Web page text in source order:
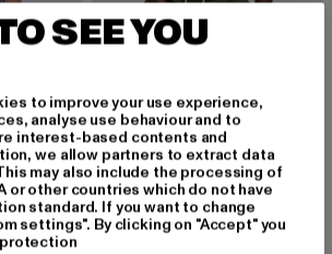
SEE YOU
to improve your use experience,
analyse use behaviour and to
interest-based contents and
we allow partners to extract data
may also include the processing of
or other countries which do not have
standard. If you want to change
settings". By clicking on "Accept" you